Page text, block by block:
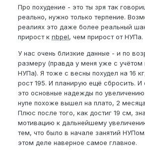
Про похудение - это ты зря так
реально, нужно только терпение.
реалиях это даже более реальный
прирост к nbpel, чем прирост от НУПа.
У нас очень близкие данные - и по
размеру (правда у меня уже с учётом
НУПа). Я тоже с весны похудел на 16
рост 195. И планирую ещё сбросить. И
это основные надежды по увеличению
нупе похоже вышел на плато, 2
Плюс после того, как достиг 19 см,
мотивацию к дальнейшему
тем, что было в начале занятий
этом деле наверное самое главное.